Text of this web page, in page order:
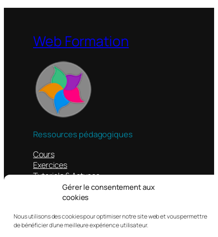
Gérer le consentement aux
cookies
Nous utilisons des cookies pour optimiser notre site web et vous permettre
de bénéficier d'une meilleure expérience utilisateur.
Web Formation
Ressources pédagogiques
Cours
Exercices
Tutoriels & Astuces
Contacts